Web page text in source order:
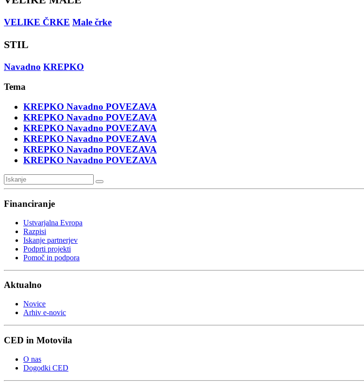
VELIKE ČRKE Male črke
STIL
Navadno KREPKO
Tema
KREPKO Navadno POVEZAVA
KREPKO Navadno POVEZAVA
KREPKO Navadno POVEZAVA
KREPKO Navadno POVEZAVA
KREPKO Navadno POVEZAVA
KREPKO Navadno POVEZAVA
Financiranje
Ustvarjalna Evropa
Razpisi
Iskanje partnerjev
Podprti projekti
Pomoč in podpora
Aktualno
Novice
Arhiv e-novic
CED in Motovila
O nas
Dogodki CED